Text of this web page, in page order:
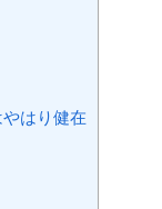
はり健在